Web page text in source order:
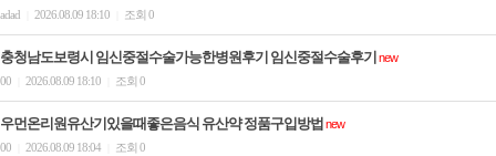
adad
2026.08.09 18:10 조회 0
충청남도보령시 임신중절수술가능한병원후기 임신중절수술후기 new
00
2026.08.09 18:10 조회 0
우먼온리원유산기있을때좋은음식 유산약 정품구입방법 new
00
2026.08.09 18:04 조회 0